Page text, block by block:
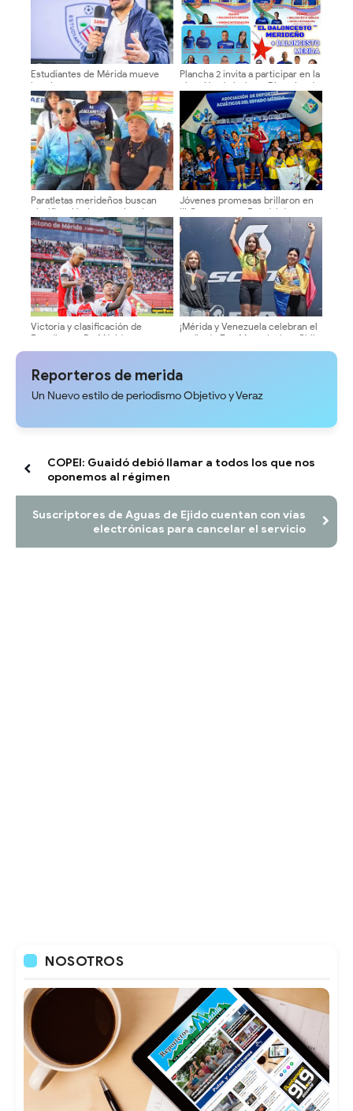
Estudiantes de Mérida mueve
las piezas
Plancha 2 invita a participar en la
elección de la Junta Directiva de
la Asociación Merideña de
Baloncesto
Paratletas merideños buscan
clasificación internacional en
Caracas
Jóvenes promesas brillaron en
III Campeonato Estadal de
Natación Asodamer 2025
Victoria y clasificación de
Estudiantes De Mérida 3-2 ante
el Monagas
​¡Mérida y Venezuela celebran el
podio de Zoe Monsalve! en Chile
Reporteros de merida
Un Nuevo estilo de periodismo Objetivo y Veraz
COPEI: Guaidó debió llamar a todos los que nos
oponemos al régimen
Suscriptores de Aguas de Ejido cuentan con vías
electrónicas para cancelar el servicio
NOSOTROS